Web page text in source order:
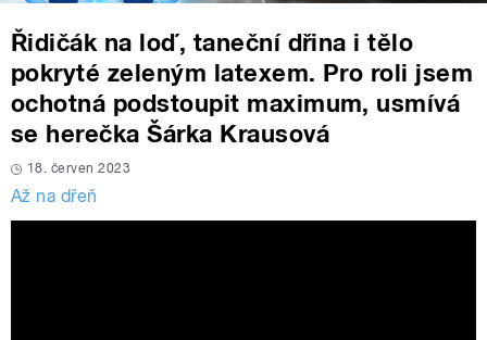
Řidičák na loď, taneční dřina i tělo
pokryté zeleným latexem. Pro roli jsem
ochotná podstoupit maximum, usmívá
se herečka Šárka Krausová
18. červen 2023
Až na dřeň